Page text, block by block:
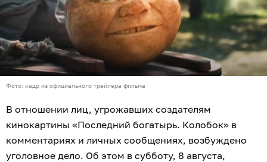
Фото: кадр из официального трейлера фильма
В отношении лиц, угрожавших создателям
кинокартины «Последний богатырь. Колобок» в
комментариях и личных сообщениях, возбуждено
уголовное дело. Об этом в субботу, 8 августа,